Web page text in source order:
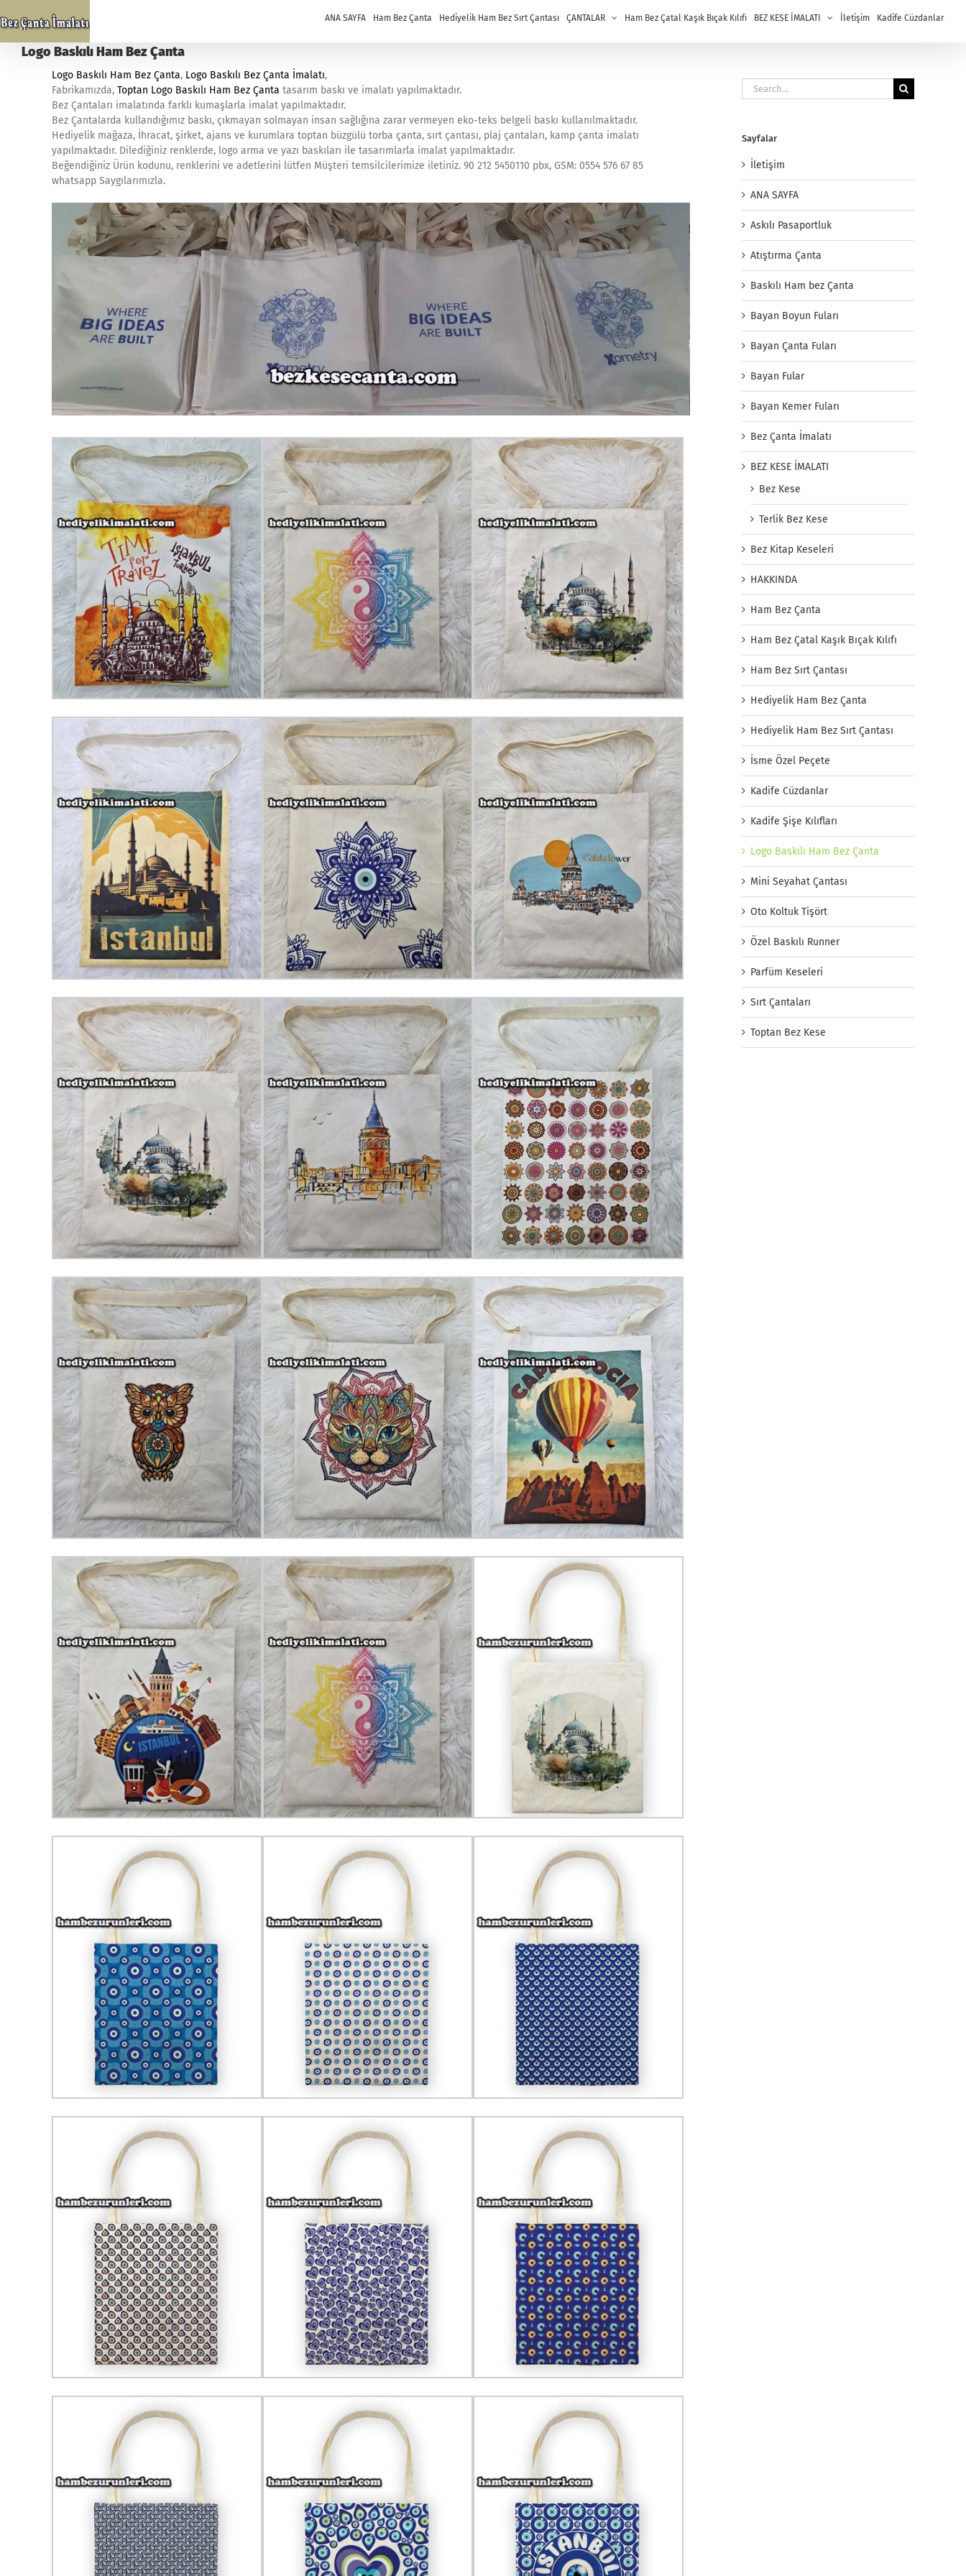
to
ANA SAYFA Ham Bez Çanta Hediyelik Ham Bez Sırt Çantası ÇANTALAR Ham Bez Çatal Kaşık Bıçak Kılıfı BEZ KESE İMALATI İletişim Kadife Cüzdanlar
Logo Baskılı Ham Bez Çanta
Logo Baskılı Ham Bez Çanta, Logo Baskılı Bez Çanta İmalatı,
Fabrikamızda, Toptan Logo Baskılı Ham Bez Çanta tasarım baskı ve imalatı yapılmaktadır.
Bez Çantaları imalatında farklı kumaşlarla imalat yapılmaktadır.
Bez Çantalarda kullandığımız baskı, çıkmayan solmayan insan sağlığına zarar vermeyen eko-teks belgeli baskı kullanılmaktadır.
Hediyelik mağaza, İhracat, şirket, ajans ve kurumlara toptan büzgülü torba çanta, sırt çantası, plaj çantaları, kamp çanta imalatı
yapılmaktadır. Dilediğiniz renklerde, logo arma ve yazı baskıları ile tasarımlarla imalat yapılmaktadır.
Beğendiğiniz Ürün kodunu, renklerini ve adetlerini lütfen Müşteri temsilcilerimize iletiniz. 90 212 5450110 pbx, GSM: 0554 576 67 85
whatsapp Saygılarımızla.
Search
for:
Sayfalar
İletişim
ANA SAYFA
Askılı Pasaportluk
Atıştırma Çanta
Baskılı Ham bez Çanta
Bayan Boyun Fuları
Bayan Çanta Fuları
Bayan Fular
Bayan Kemer Fuları
Bez Çanta İmalatı
BEZ KESE İMALATI
Bez Kese
Terlik Bez Kese
Bez Kitap Keseleri
HAKKINDA
Ham Bez Çanta
Ham Bez Çatal Kaşık Bıçak Kılıfı
Ham Bez Sırt Çantası
Hediyelik Ham Bez Çanta
Hediyelik Ham Bez Sırt Çantası
İsme Özel Peçete
Kadife Cüzdanlar
Kadife Şişe Kılıfları
Logo Baskılı Ham Bez Çanta
Mini Seyahat Çantası
Oto Koltuk Tişört
Özel Baskılı Runner
Parfüm Keseleri
Sırt Çantaları
Toptan Bez Kese